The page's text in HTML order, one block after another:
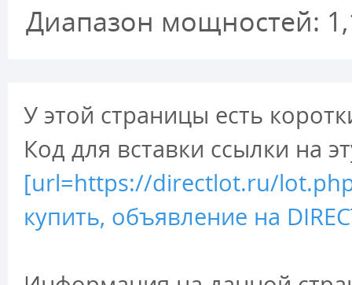
Диапазон мощностей:
У этой страницы есть
Код для вставки ссылки на
[url=https://directlot.ru/
купить, объявление на